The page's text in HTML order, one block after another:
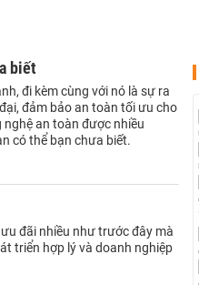
biết
đi kèm cùng với nó là sự ra
đảm bảo an toàn tối ưu cho
an toàn được nhiều
có thể bạn chưa biết.
đãi nhiều như trước đây mà
triển hợp lý và doanh nghiệp